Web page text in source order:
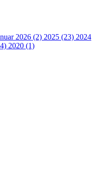
2026 (2) 2025 (23) 2024
2020 (1)